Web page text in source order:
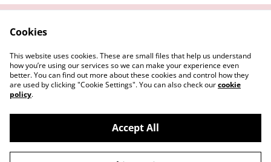
Contact Us
Privacy Policy
Cookie Policy
©2026Gabinete Paratextual
Cookies
This website uses cookies. These are small files that help us understand
how you’re using our services so we can make your experience even
better. You can find out more about these cookies and control how they
are used by clicking "Cookie Settings". You can also check ourcookie
policy.
Accept All